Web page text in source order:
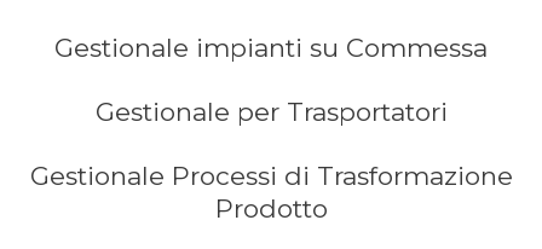
Gestionale impianti su Commessa
Gestionale per Trasportatori
Gestionale Processi di Trasformazione
Prodotto